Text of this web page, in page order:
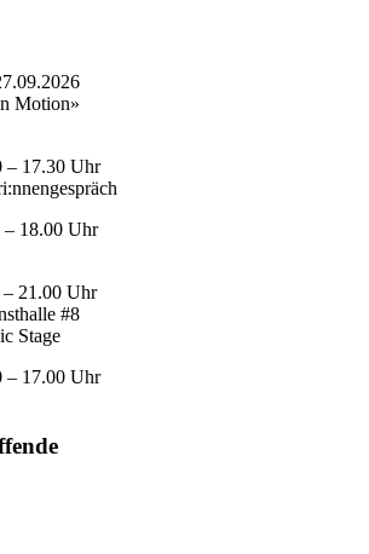
Motion»
– 17.30 Uhr
– 18.00 Uhr
21.00 Uhr
#8
Stage
– 17.00 Uhr